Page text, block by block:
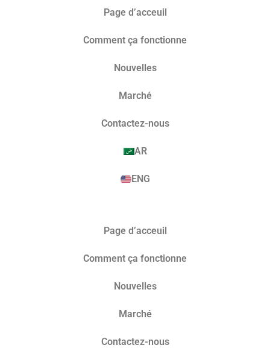
Page d’acceuil
Comment ça fonctionne
Nouvelles
Marché​
Contactez-nous
AR
ENG
Page d’acceuil
Comment ça fonctionne
Nouvelles
Marché​
Contactez-nous